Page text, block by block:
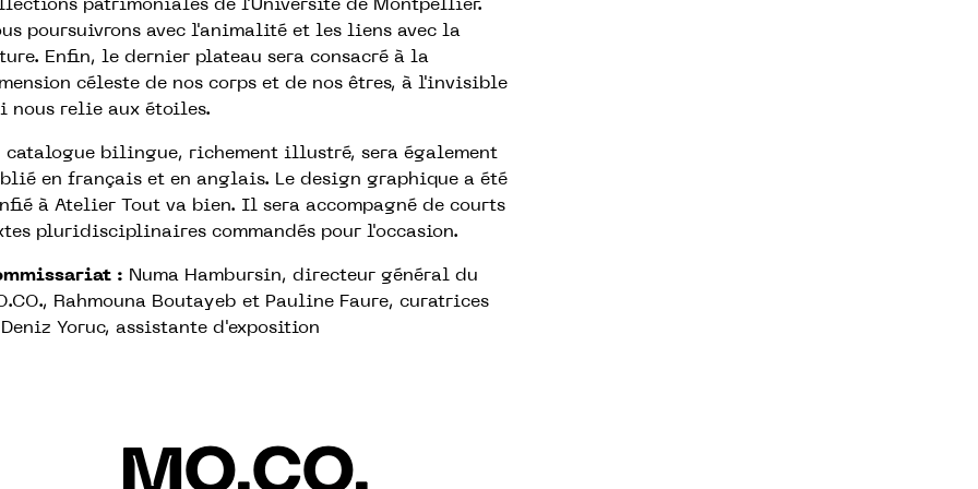
patrimoniales de l'Université de Montpellier.
poursuivrons avec l'animalité et les liens avec la
Enfin, le dernier plateau sera consacré à la
céleste de nos corps et de nos êtres, à l'invisible
nous relie aux étoiles.
catalogue bilingue, richement illustré, sera également
en français et en anglais. Le design graphique a été
à Atelier Tout va bien. Il sera accompagné de courts
pluridisciplinaires commandés pour l'occasion.
: Numa Hambursin, directeur général du
Rahmouna Boutayeb et Pauline Faure, curatrices
Yoruc, assistante d'exposition
MO.CO.